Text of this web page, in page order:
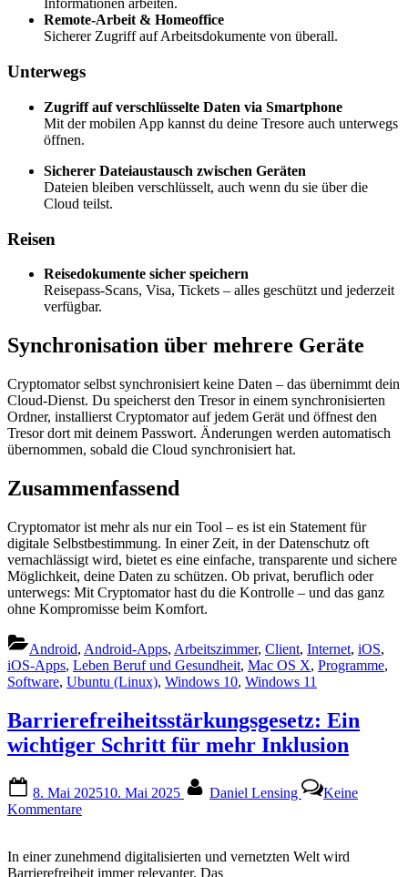
Informationen arbeiten.
Remote-Arbeit & Homeoffice
Sicherer Zugriff auf Arbeitsdokumente von überall.
Unterwegs
Zugriff auf verschlüsselte Daten via Smartphone
Mit der mobilen App kannst du deine Tresore auch unterwegs
öffnen.
Sicherer Dateiaustausch zwischen Geräten
Dateien bleiben verschlüsselt, auch wenn du sie über die
Cloud teilst.
Reisen
Reisedokumente sicher speichern
Reisepass-Scans, Visa, Tickets – alles geschützt und jederzeit
verfügbar.
Synchronisation über mehrere Geräte
Cryptomator selbst synchronisiert keine Daten – das übernimmt dein
Cloud-Dienst. Du speicherst den Tresor in einem synchronisierten
Ordner, installierst Cryptomator auf jedem Gerät und öffnest den
Tresor dort mit deinem Passwort. Änderungen werden automatisch
übernommen, sobald die Cloud synchronisiert hat.
Zusammenfassend
Cryptomator ist mehr als nur ein Tool – es ist ein Statement für
digitale Selbstbestimmung. In einer Zeit, in der Datenschutz oft
vernachlässigt wird, bietet es eine einfache, transparente und sichere
Möglichkeit, deine Daten zu schützen. Ob privat, beruflich oder
unterwegs: Mit Cryptomator hast du die Kontrolle – und das ganz
ohne Kompromisse beim Komfort.
Android, Android-Apps, Arbeitszimmer, Client, Internet, iOS,
iOS-Apps, Leben Beruf und Gesundheit, Mac OS X, Programme,
Software, Ubuntu (Linux), Windows 10, Windows 11
Barrierefreiheitsstärkungsgesetz: Ein
wichtiger Schritt für mehr Inklusion
on
8. Mai 202510. Mai 2025 Daniel Lensing
Keine
Kommentarezu
wichtiger
Schritt
In einer zunehmend digitalisierten und vernetzten Welt wird
Barrierefreiheit immer relevanter. Das